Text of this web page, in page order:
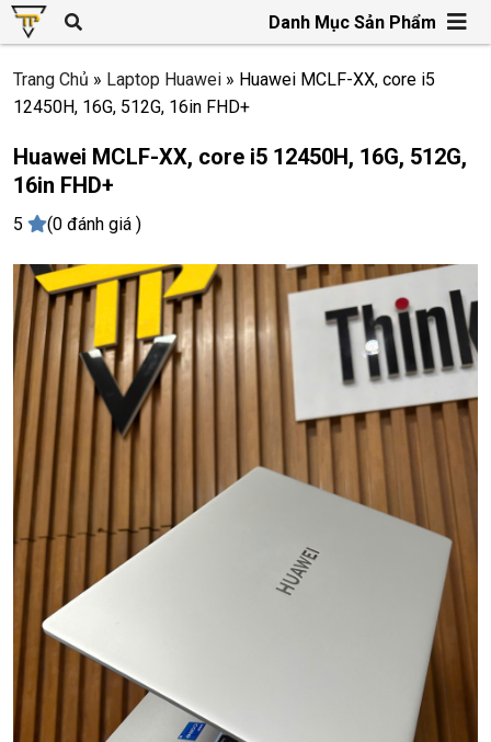
Danh Mục Sản Phẩm
Trang Chủ » Laptop Huawei » Huawei MCLF-XX, core i5
12450H, 16G, 512G, 16in FHD+
Huawei MCLF-XX, core i5 12450H, 16G, 512G,
16in FHD+
5 (0 đánh giá )